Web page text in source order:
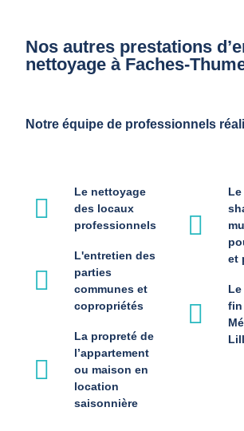
Nos autres prestations
nettoyage à Faches-
Notre équipe de professionnels
Le nettoyage
des locaux
professionnels
L'entretien des
parties
communes et
copropriétés
La propreté de
l’appartement
ou maison en
location
saisonnière
Le
et
fin